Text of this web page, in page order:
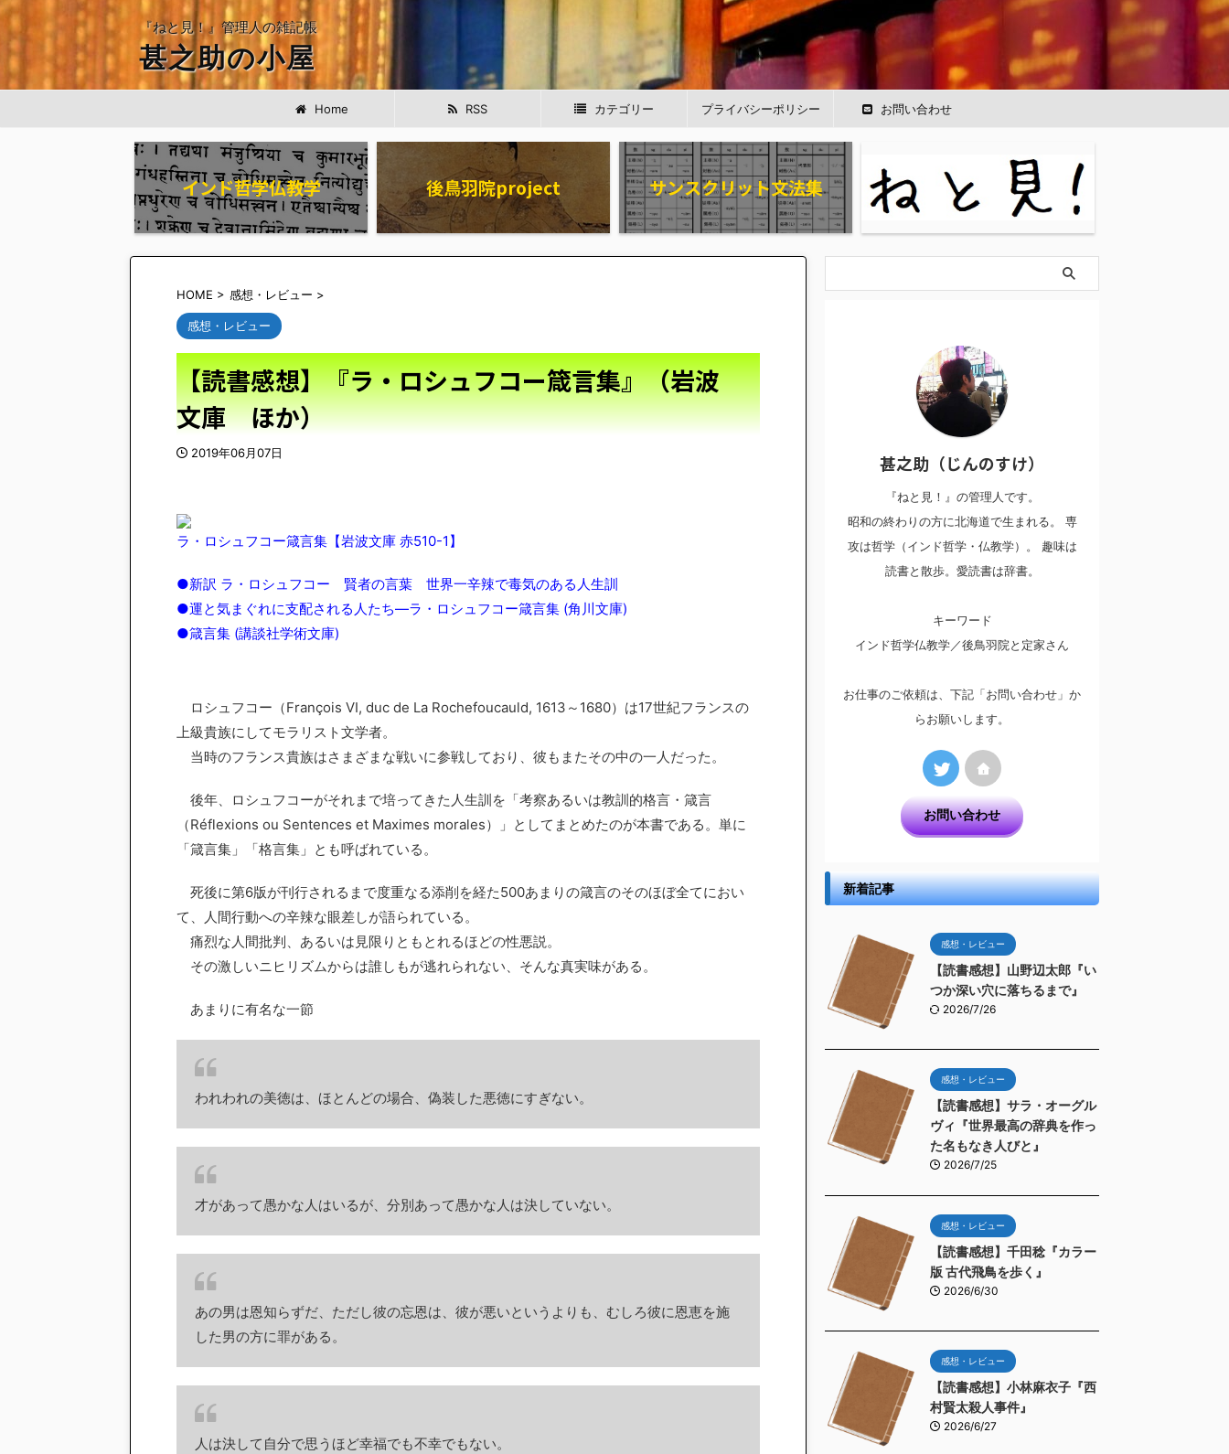
『ねと見！』管理人の雑記帳
甚之助の小屋
Home RSS カテゴリー プライバシーポリシー お問い合わせ
インド哲学仏教学 後鳥羽院project サンスクリット文法集
HOME > 感想・レビュー >
感想・レビュー
【読書感想】『ラ・ロシュフコー箴言集』（岩波
文庫 ほか）
2019年06月07日
ラ・ロシュフコー箴言集【岩波文庫 赤510-1】
●新訳 ラ・ロシュフコー 賢者の言葉 世界一辛辣で毒気のある人生訓
●運と気まぐれに支配される人たち―ラ・ロシュフコー箴言集 (角川文庫)
●箴言集 (講談社学術文庫)
ロシュフコー（François VI, duc de La Rochefoucauld, 1613～1680）は17世紀フランスの
上級貴族にしてモラリスト文学者。
当時のフランス貴族はさまざまな戦いに参戦しており、彼もまたその中の一人だった。
後年、ロシュフコーがそれまで培ってきた人生訓を「考察あるいは教訓的格言・箴言
（Réflexions ou Sentences et Maximes morales）」としてまとめたのが本書である。単に
「箴言集」「格言集」とも呼ばれている。
死後に第6版が刊行されるまで度重なる添削を経た500あまりの箴言のそのほぼ全てにおい
て、人間行動への辛辣な眼差しが語られている。
痛烈な人間批判、あるいは見限りともとれるほどの性悪説。
その激しいニヒリズムからは誰しもが逃れられない、そんな真実味がある。
あまりに有名な一節
われわれの美徳は、ほとんどの場合、偽装した悪徳にすぎない。
才があって愚かな人はいるが、分別あって愚かな人は決していない。
あの男は恩知らずだ、ただし彼の忘恩は、彼が悪いというよりも、むしろ彼に恩恵を施
した男の方に罪がある。
人は決して自分で思うほど幸福でも不幸でもない。
甚之助（じんのすけ）
『ねと見！』の管理人です。
昭和の終わりの方に北海道で生まれる。 専
攻は哲学（インド哲学・仏教学）。 趣味は
読書と散歩。愛読書は辞書。
キーワード
インド哲学仏教学／後鳥羽院と定家さん
お仕事のご依頼は、下記「お問い合わせ」か
らお願いします。
お問い合わせ
新着記事
感想・レビュー
【読書感想】山野辺太郎『い
つか深い穴に落ちるまで』
2026/7/26
感想・レビュー
【読書感想】サラ・オーグル
ヴィ『世界最高の辞典を作っ
た名もなき人びと』
2026/7/25
感想・レビュー
【読書感想】千田稔『カラー
版 古代飛鳥を歩く』
2026/6/30
感想・レビュー
【読書感想】小林麻衣子『西
村賢太殺人事件』
2026/6/27